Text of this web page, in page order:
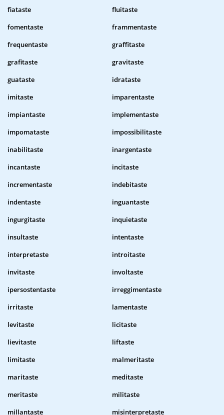
fiataste
fluitaste
fomentaste
frammentaste
frequentaste
graffitaste
grafitaste
gravitaste
guataste
idrataste
imitaste
imparentaste
impiantaste
implementaste
impomataste
impossibilitaste
inabilitaste
inargentaste
incantaste
incitaste
incrementaste
indebitaste
indentaste
inguantaste
ingurgitaste
inquietaste
insultaste
intentaste
interpretaste
introitaste
invitaste
involtaste
ipersostentaste
irreggimentaste
irritaste
lamentaste
levitaste
licitaste
lievitaste
liftaste
limitaste
malmeritaste
maritaste
meditaste
meritaste
militaste
millantaste
misinterpretaste